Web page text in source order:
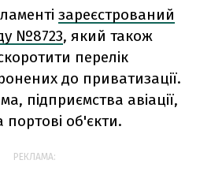
зареєстрований
№8723, який також
перелік
до приватизації.
підприємства авіації,
портові об'єкти.
РЕКЛАМА: